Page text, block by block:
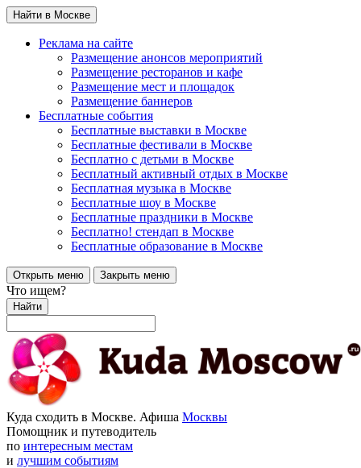
Найти в Москве
Реклама на сайте
Размещение анонсов мероприятий
Размещение ресторанов и кафе
Размещение мест и площадок
Размещение баннеров
Бесплатные события
Бесплатные выставки в Москве
Бесплатные фестивали в Москве
Бесплатно с детьми в Москве
Бесплатный активный отдых в Москве
Бесплатная музыка в Москве
Бесплатные шоу в Москве
Бесплатные праздники в Москве
Бесплатно! стендап в Москве
Бесплатные образование в Москве
Открыть меню Закрыть меню
Что ищем?
Найти
Куда сходить в Москве. Афиша Москвы
Помощник и путеводитель
по интересным местам
и лучшим событиям